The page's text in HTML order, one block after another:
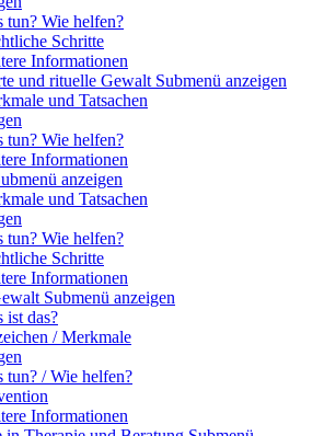
tun? Wie helfen?
Schritte
Informationen
und rituelle Gewalt Submenü anzeigen
und Tatsachen
tun? Wie helfen?
Informationen
anzeigen
und Tatsachen
tun? Wie helfen?
Schritte
Informationen
Submenü anzeigen
ist das?
/ Merkmale
tun? / Wie helfen?
Informationen